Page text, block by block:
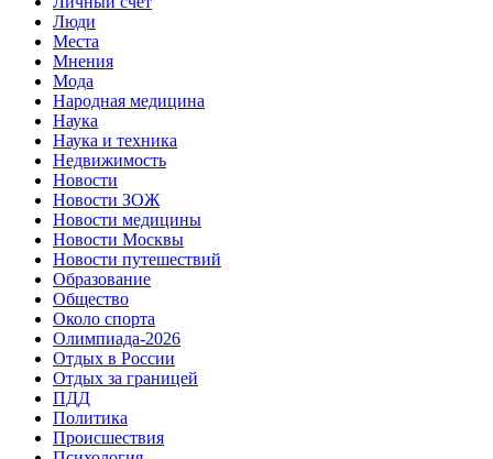
Люди
Места
Мнения
Мода
Народная медицина
Наука
Наука и техника
Недвижимость
Новости
Новости ЗОЖ
Новости медицины
Новости Москвы
Новости путешествий
Образование
Общество
Около спорта
Олимпиада-2026
Отдых в России
Отдых за границей
ПДД
Политика
Происшествия